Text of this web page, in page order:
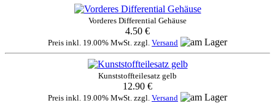
Vorderes Differential Gehäuse
4.50 €
Preis inkl. 19.00% MwSt. zzgl. Versand
Kunststoffteilesatz gelb
12.90 €
Preis inkl. 19.00% MwSt. zzgl. Versand